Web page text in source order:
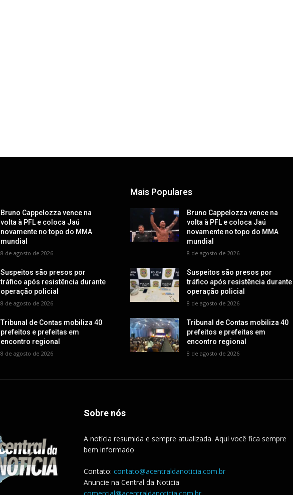
Bruno Cappelozza vence na
volta à PFL e coloca Jaú
novamente no topo do MMA
mundial
8 de agosto de 2026
Suspeitos são presos por
tráfico após resistência durante
operação policial
8 de agosto de 2026
Tribunal de Contas mobiliza 40
prefeitos e prefeitas em
encontro regional
8 de agosto de 2026
Mais Populares
Bruno Cappelozza vence na
volta à PFL e coloca Jaú
novamente no topo do MMA
mundial
8 de agosto de 2026
Suspeitos são presos por
tráfico após resistência durante
operação policial
8 de agosto de 2026
Tribunal de Contas mobiliza 40
prefeitos e prefeitas em
encontro regional
8 de agosto de 2026
Sobre nós
A notícia resumida e sempre atualizada. Aqui você fica sempre
bem informado
Contato: contato@acentraldanoticia.com.br
Anuncie na Central da Noticia